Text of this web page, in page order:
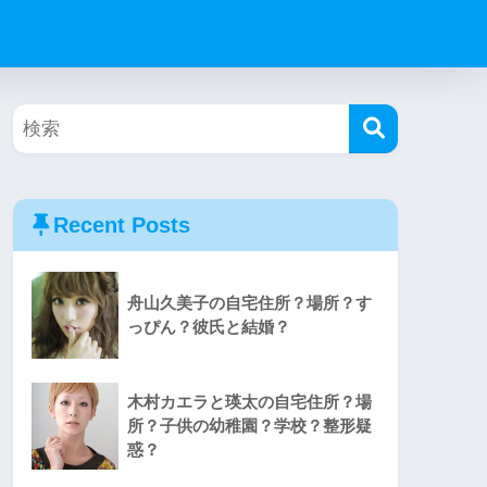
Recent Posts
舟山久美子の自宅住所？場所？す
っぴん？彼氏と結婚？
木村カエラと瑛太の自宅住所？場
所？子供の幼稚園？学校？整形疑
惑？